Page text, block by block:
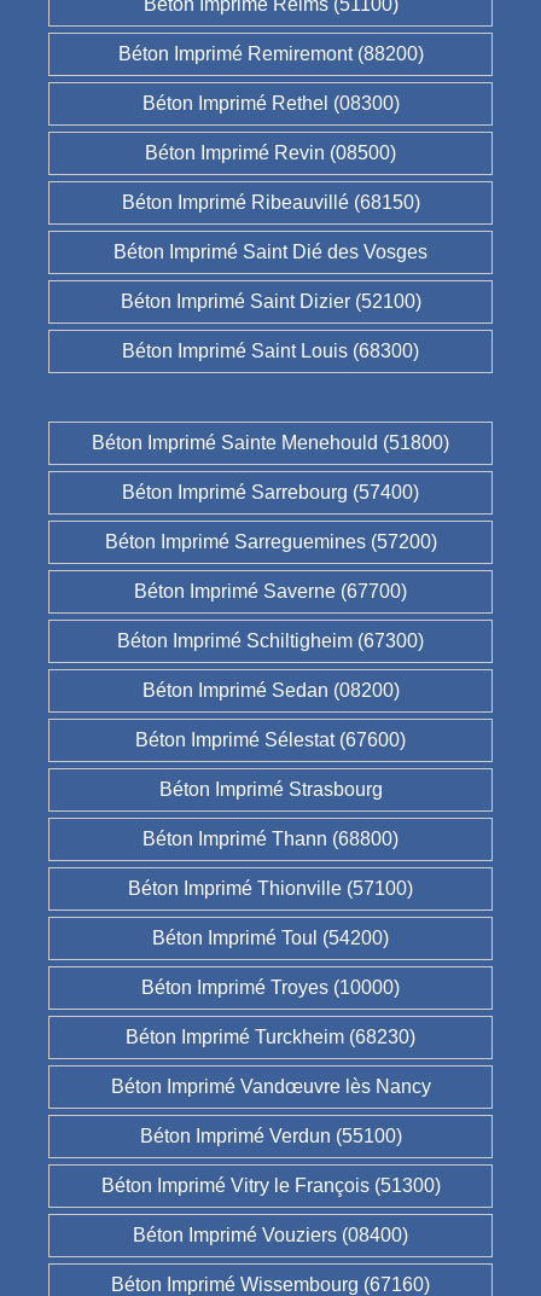
Béton Imprimé Remiremont (88200)
Béton Imprimé Rethel (08300)
Béton Imprimé Revin (08500)
Béton Imprimé Ribeauvillé (68150)
Béton Imprimé Saint Dié des Vosges
Béton Imprimé Saint Dizier (52100)
Béton Imprimé Saint Louis (68300)
Béton Imprimé Sainte Menehould (51800)
Béton Imprimé Sarrebourg (57400)
Béton Imprimé Sarreguemines (57200)
Béton Imprimé Saverne (67700)
Béton Imprimé Schiltigheim (67300)
Béton Imprimé Sedan (08200)
Béton Imprimé Sélestat (67600)
Béton Imprimé Strasbourg
Béton Imprimé Thann (68800)
Béton Imprimé Thionville (57100)
Béton Imprimé Toul (54200)
Béton Imprimé Troyes (10000)
Béton Imprimé Turckheim (68230)
Béton Imprimé Vandœuvre lès Nancy
Béton Imprimé Verdun (55100)
Béton Imprimé Vitry le François (51300)
Béton Imprimé Vouziers (08400)
Béton Imprimé Wissembourg (67160)